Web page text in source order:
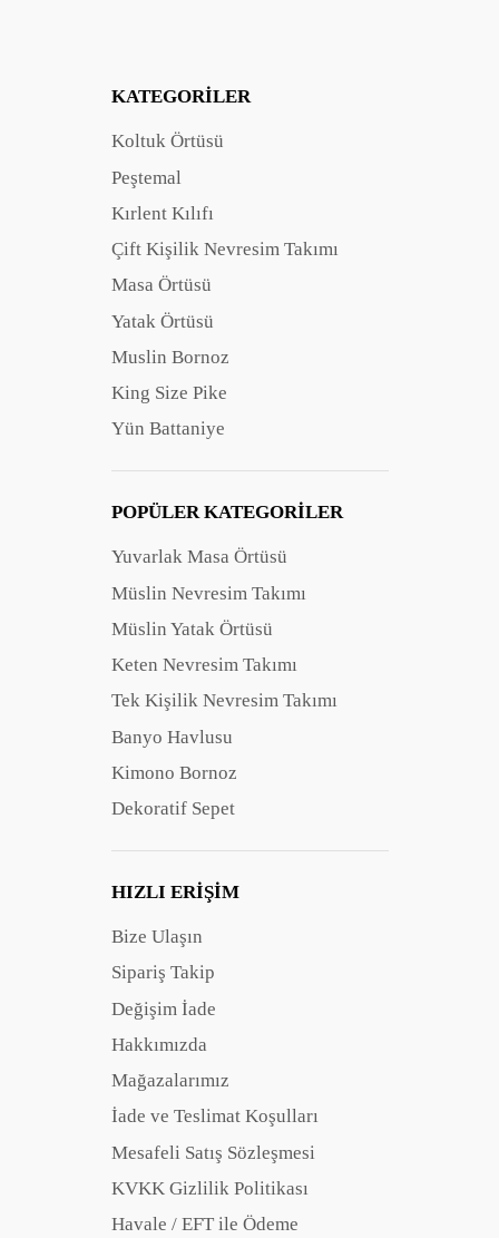
Yıkama Talimatları :
*30 derecede yıkayınız.
*Kuru temizleme yapılır.
KATEGORILER
Koltuk Örtüsü
Peştemal
Kırlent Kılıfı
Çift Kişilik Nevresim Takımı
Masa Örtüsü
Yatak Örtüsü
Muslin Bornoz
King Size Pike
Yün Battaniye
POPÜLER KATEGORILER
Yuvarlak Masa Örtüsü
Müslin Nevresim Takımı
Müslin Yatak Örtüsü
Keten Nevresim Takımı
Tek Kişilik Nevresim Takımı
Banyo Havlusu
Kimono Bornoz
Dekoratif Sepet
HIZLI ERIŞIM
Bize Ulaşın
Sipariş Takip
Değişim İade
Hakkımızda
Mağazalarımız
İade ve Teslimat Koşulları
Mesafeli Satış Sözleşmesi
KVKK Gizlilik Politikası
Havale / EFT ile Ödeme